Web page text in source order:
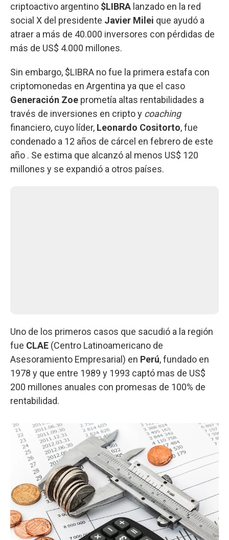
criptoactivo argentino $LIBRA lanzado en la red
social X del presidente Javier Milei que ayudó a
atraer a más de 40.000 inversores con pérdidas de
más de US$ 4.000 millones.
Sin embargo, $LIBRA no fue la primera estafa con
criptomonedas en Argentina ya que el caso
Generación Zoe prometía altas rentabilidades a
través de inversiones en cripto y coaching
financiero, cuyo líder, Leonardo Cositorto, fue
condenado a 12 años de cárcel en febrero de este
año . Se estima que alcanzó al menos US$ 120
millones y se expandió a otros países.
Uno de los primeros casos que sacudió a la región
fue CLAE (Centro Latinoamericano de
Asesoramiento Empresarial) en Perú, fundado en
1978 y que entre 1989 y 1993 captó mas de US$
200 millones anuales con promesas de 100% de
rentabilidad.